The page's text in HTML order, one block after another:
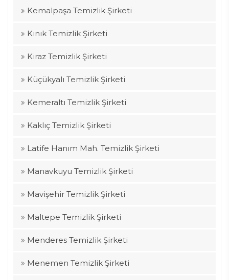
Kemalpaşa Temizlik Şirketi
Kınık Temizlik Şirketi
Kiraz Temizlik Şirketi
Küçükyalı Temizlik Şirketi
Kemeraltı Temizlik Şirketi
Kaklıç Temizlik Şirketi
Latife Hanım Mah. Temizlik Şirketi
Manavkuyu Temizlik Şirketi
Mavişehir Temizlik Şirketi
Maltepe Temizlik Şirketi
Menderes Temizlik Şirketi
Menemen Temizlik Şirketi